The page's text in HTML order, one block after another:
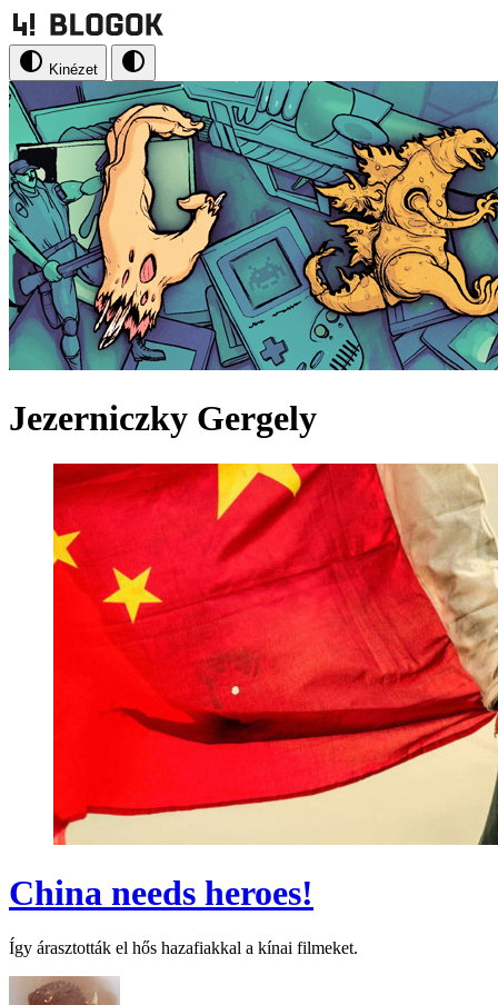
Kinézet
Jezerniczky Gergely
China needs heroes!
Így árasztották el hős hazafiakkal a kínai filmeket.